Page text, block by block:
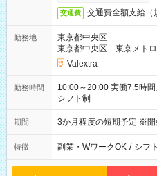
交通費 交通費全額支給（
勤務地
東京都中央区
東京都中央区 東京メトロ
Valextra
勤務時間
10:00～20:00 実働7.5時間／休憩1.5時間 営業時間に合わせた
シフト制
期間 3か月程度の短期予定 ※開
特徴 副業・WワークOK / シフ